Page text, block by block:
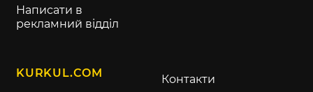
Написати в
рекламний відділ
KURKUL.COM Контакти